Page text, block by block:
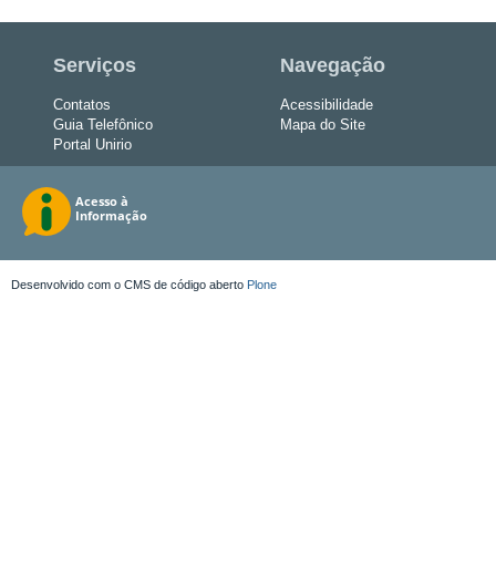
Serviços
Contatos
Guia Telefônico
Portal Unirio
Navegação
Acessibilidade
Mapa do Site
Desenvolvido com o CMS de código aberto Plone